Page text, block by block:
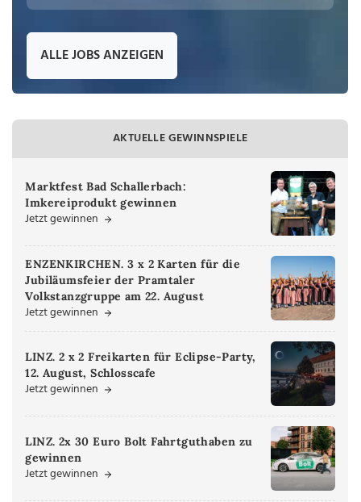
ALLE JOBS ANZEIGEN
AKTUELLE GEWINNSPIELE
Marktfest Bad Schallerbach:
Imkereiprodukt gewinnen
Jetzt gewinnen
ENZENKIRCHEN. 3 x 2 Karten für die
Jubiläumsfeier der Pramtaler
Volkstanzgruppe am 22. August
Jetzt gewinnen
LINZ. 2 x 2 Freikarten für Eclipse-Party,
12. August, Schlosscafe
Jetzt gewinnen
LINZ. 2x 30 Euro Bolt Fahrtguthaben zu
gewinnen
Jetzt gewinnen